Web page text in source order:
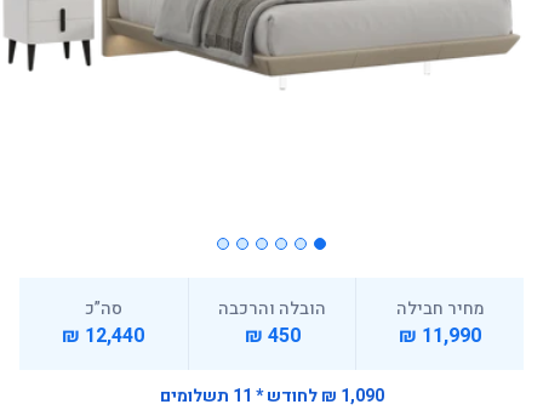
מחיר חבילה
11,990 ₪
הובלה והרכבה
450 ₪
סה”כ
12,440 ₪
1,090 ₪ לחודש * 11 תשלומים